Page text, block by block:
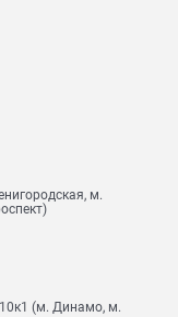
м.
(м. Динамо, м.